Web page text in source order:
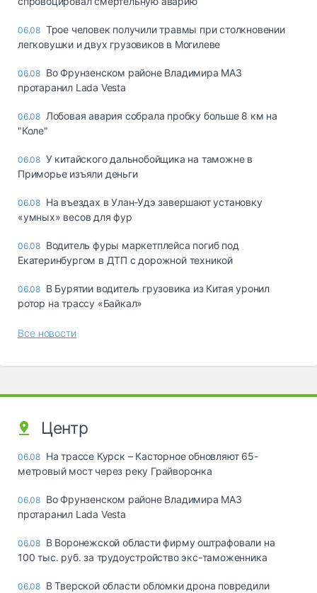
06.08 Трое человек получили травмы при столкновении
легковушки и двух грузовиков в Могилеве
06.08 Во Фрунзенском районе Владимира МАЗ
протаранил Lada Vesta
06.08 Лобовая авария собрала пробку больше 8 км на
"Коле"
06.08 У китайского дальнобойщика на таможне в
Приморье изъяли деньги
06.08 Ha въeздax в Улaн-Удэ зaвepшaют ycтaнoвкy
«yмныx» вecoв для фyp
06.08 Водитель фуры маркетплейса погиб под
Екатеринбургом в ДТП с дорожной техникой
06.08 В Бурятии водитель грузовика из Китая уронил
ротор на трассу «Байкал»
Все новости
Центр
06.08 На трассе Курск – Касторное обновляют 65-
метровый мост через реку Грайворонка
06.08 Во Фрунзенском районе Владимира МАЗ
протаранил Lada Vesta
06.08 В Воронежской области фирму оштрафовали на
100 тыс. руб. за трудоустройство экс-таможенника
06.08 В Тверской области обломки дрона повредили